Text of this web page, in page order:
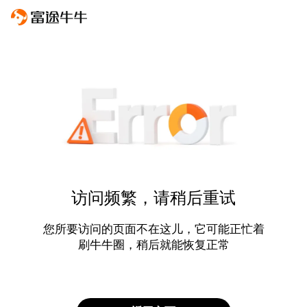
访问频繁，请稍后重试
您所要访问的页面不在这儿，它可能正忙着
刷牛牛圈，稍后就能恢复正常